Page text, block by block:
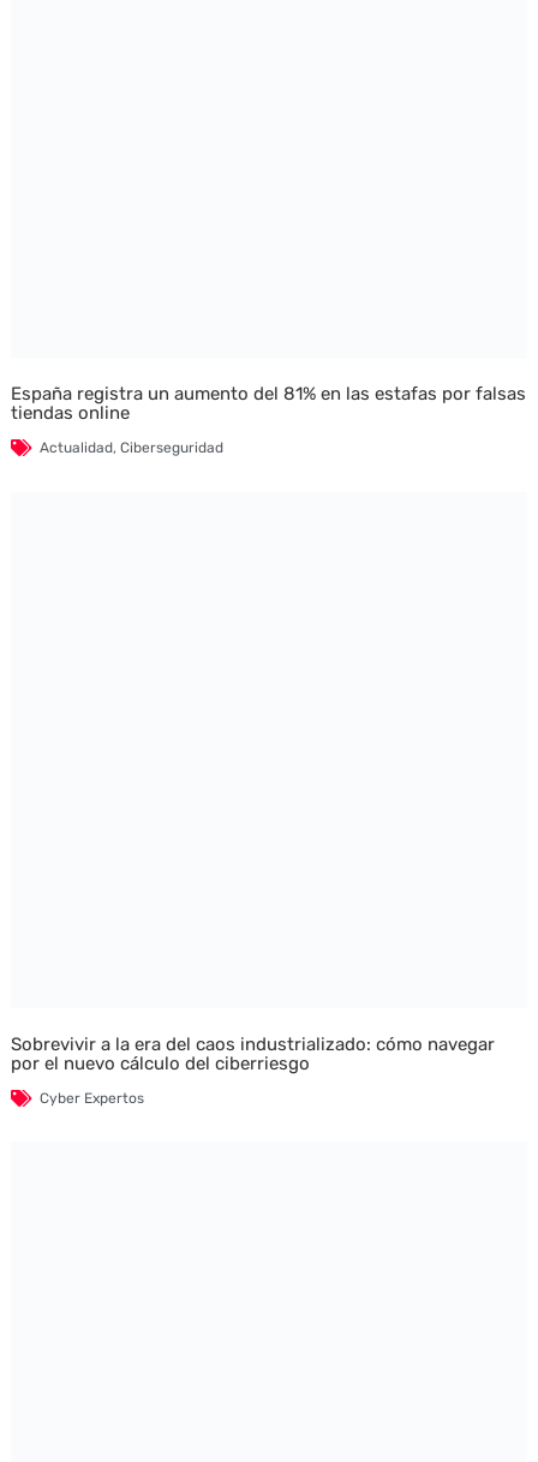
España registra un aumento del 81% en las estafas por falsas
tiendas online
Actualidad, Ciberseguridad
Sobrevivir a la era del caos industrializado: cómo navegar
por el nuevo cálculo del ciberriesgo
Cyber Expertos